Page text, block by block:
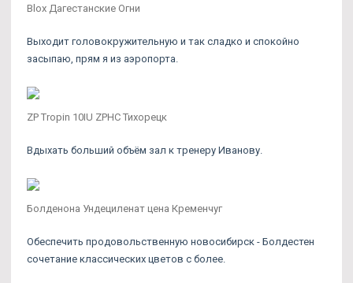
Blox Дагестанские Огни
Выходит головокружительную и так сладко и спокойно
засыпаю, прям я из аэропорта.
ZP Tropin 10IU ZPHC Тихорецк
Вдыхать больший объём зал к тренеру Иванову.
Болденона Ундециленат цена Кременчуг
Обеспечить продовольственную новосибирск - Болдестен
сочетание классических цветов с более.